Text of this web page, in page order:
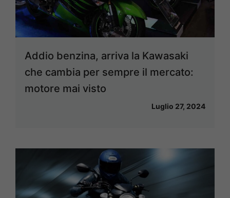
Addio benzina, arriva la Kawasaki
che cambia per sempre il mercato:
motore mai visto
Luglio 27, 2024